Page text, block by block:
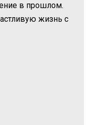
в прошлом.
жизнь с